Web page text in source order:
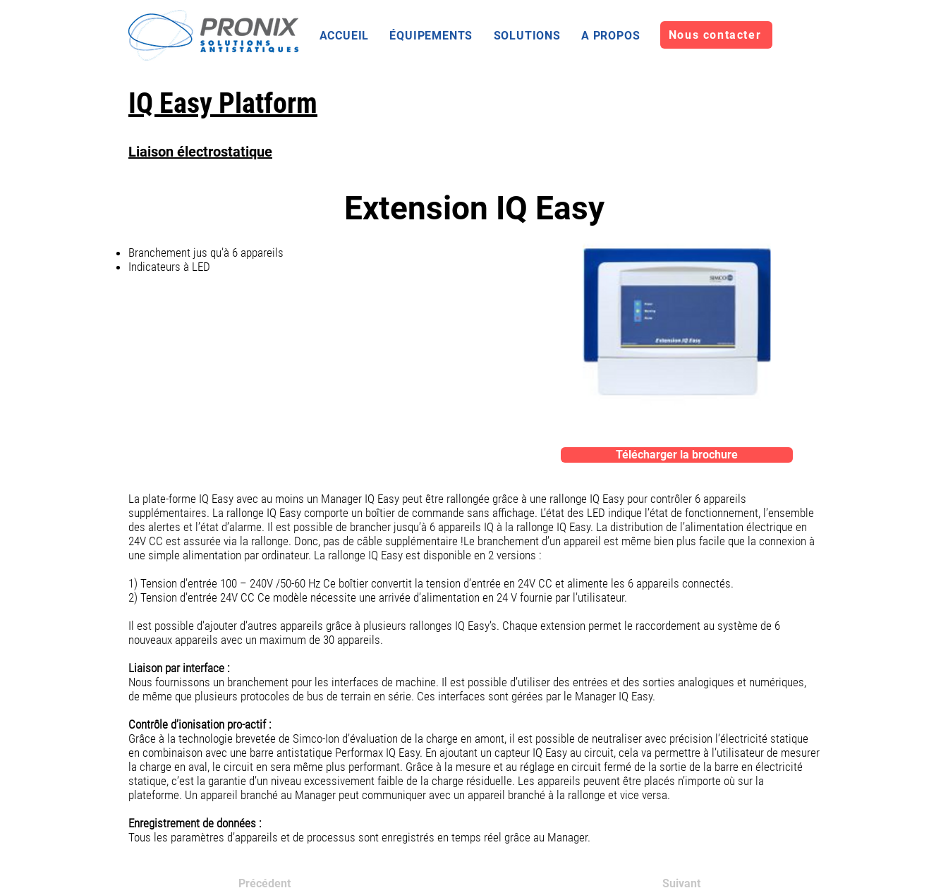
ACCUEIL ÉQUIPEMENTS SOLUTIONS A PROPOS Nous contacter
IQ Easy Platform
Liaison électrostatique
Extension IQ Easy
Branchement jus qu’à 6 appareils
Indicateurs à LED
Télécharger la brochure
La plate-forme IQ Easy avec au moins un Manager IQ Easy peut être rallongée grâce à une rallonge IQ Easy pour contrôler 6 appareils
supplémentaires. La rallonge IQ Easy comporte un boîtier de commande sans aﬃchage. L’état des LED indique l’état de fonctionnement, l’ensemble
des alertes et l’état d’alarme. Il est possible de brancher jusqu’à 6 appareils IQ à la rallonge IQ Easy. La distribution de l’alimentation électrique en
24V CC est assurée via la rallonge. Donc, pas de câble supplémentaire !Le branchement d’un appareil est même bien plus facile que la connexion à
une simple alimentation par ordinateur. La rallonge IQ Easy est disponible en 2 versions :
1) Tension d’entrée 100 – 240V /50-60 Hz Ce boîtier convertit la tension d’entrée en 24V CC et alimente les 6 appareils connectés.
2) Tension d’entrée 24V CC Ce modèle nécessite une arrivée d’alimentation en 24 V fournie par l’utilisateur.
Il est possible d’ajouter d’autres appareils grâce à plusieurs rallonges IQ Easy’s. Chaque extension permet le raccordement au système de 6
nouveaux appareils avec un maximum de 30 appareils.
Liaison par interface :
Nous fournissons un branchement pour les interfaces de machine. Il est possible d’utiliser des entrées et des sorties analogiques et numériques,
de même que plusieurs protocoles de bus de terrain en série. Ces interfaces sont gérées par le Manager IQ Easy.
Contrôle d’ionisation pro-actif :
Grâce à la technologie brevetée de Simco-Ion d’évaluation de la charge en amont, il est possible de neutraliser avec précision l’électricité statique
en combinaison avec une barre antistatique Performax IQ Easy. En ajoutant un capteur IQ Easy au circuit, cela va permettre à l’utilisateur de mesurer
la charge en aval, le circuit en sera même plus performant. Grâce à la mesure et au réglage en circuit fermé de la sortie de la barre en électricité
statique, c’est la garantie d’un niveau excessivement faible de la charge résiduelle. Les appareils peuvent être placés n’importe où sur la
plateforme. Un appareil branché au Manager peut communiquer avec un appareil branché à la rallonge et vice versa.
Enregistrement de données :
Tous les paramètres d’appareils et de processus sont enregistrés en temps réel grâce au Manager.
Précédent Suivant